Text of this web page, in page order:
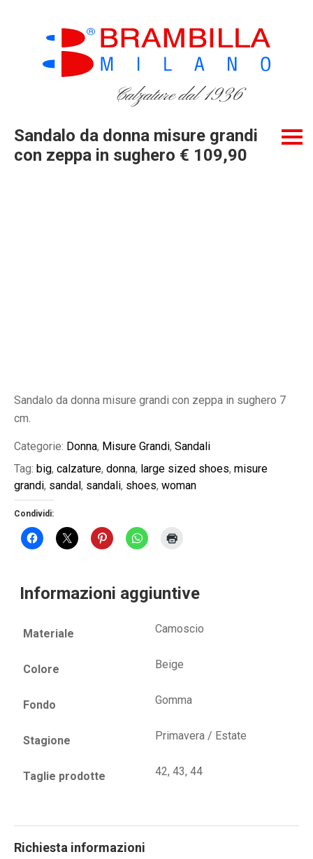
Calzature dal 1936
Sandalo da donna misure grandi
con zeppa in sughero € 109,90
Sandalo da donna misure grandi con zeppa in sughero 7
cm.
Categorie: Donna, Misure Grandi, Sandali
Tag: big, calzature, donna, large sized shoes, misure
grandi, sandal, sandali, shoes, woman
Condividi:
Informazioni aggiuntive
Materiale Camoscio
Colore Beige
Fondo Gomma
Stagione Primavera / Estate
Taglie prodotte 42, 43, 44
Richiesta informazioni